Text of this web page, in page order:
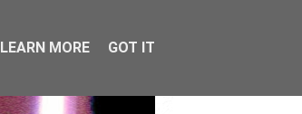
LEARN MORE GOT IT